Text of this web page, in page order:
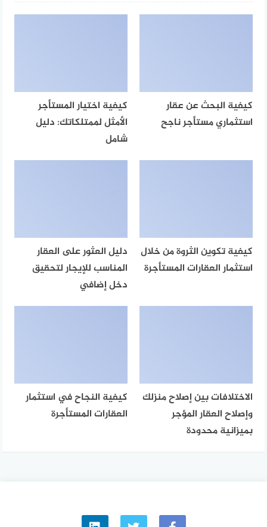
كيفية البحث عن عقار
استثماري مستأجر ناجح
كيفية اختيار المستأجر
الأمثل لممتلكاتك: دليل
شامل
كيفية تكوين الثروة من خلال
استثمار العقارات المستأجرة
دليل العثور على العقار
المناسب للإيجار لتحقيق
دخل إضافي
الاختلافات بين إصلاح منزلك
وإصلاح العقار المؤجر
بميزانية محدودة
كيفية النجاح في استثمار
العقارات المستأجرة